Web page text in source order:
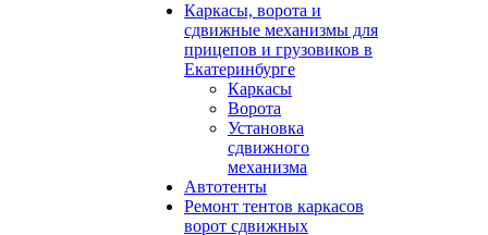
Каркасы, ворота и
сдвижные механизмы для
прицепов и грузовиков в
Екатеринбурге
Каркасы
Ворота
Установка
сдвижного
механизма
Автотенты
Ремонт тентов каркасов
ворот сдвижных